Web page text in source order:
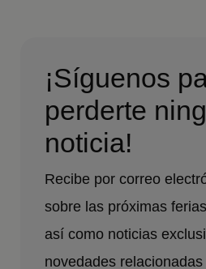
¡Síguenos
perderte
noticia!
Recibe por correo
sobre las próximas
así como noticias
novedades